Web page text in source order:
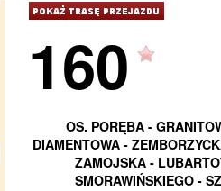
160
OS. PORĘBA -
DIAMENTOWA -
ZAMOJSKA -
SMORAWIŃSKIEGO -